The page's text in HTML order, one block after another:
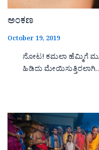
ಅಂಕಣ
October 19, 2019
ನೋಟ! ಕಮಲಾ ಹೆಮ್ಮಿಗೆ
ಹಿಡಿದು